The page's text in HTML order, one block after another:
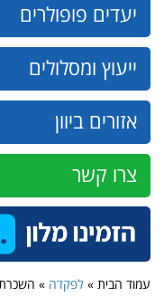
יעדים פופולרים
ייעוץ ומסלולים
אזורים ביוון
צרו קשר
עמוד הבית » לפקדה »